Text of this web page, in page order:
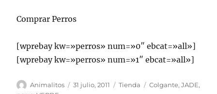
Comprar Perros
[wprebay kw=»perros» num=»0″ ebcat=»all»]
[wprebay kw=»perros» num=»1″ ebcat=»all»]
Autor
Animalitos
Publicado
31 julio, 2011 Categorías
Tienda Etiquetas
Colgante,JADE,